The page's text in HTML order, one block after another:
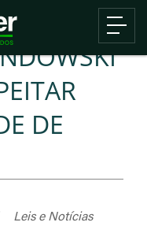
DE
Leis e Notícias